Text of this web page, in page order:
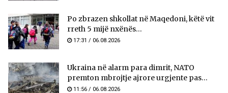
Po zbrazen shkollat në Maqedoni, këtë vit
rreth 5 mijë nxënës...
17:31 / 06.08.2026
Ukraina në alarm para dimrit, NATO
premton mbrojtje ajrore urgjente pas...
11:56 / 06.08.2026